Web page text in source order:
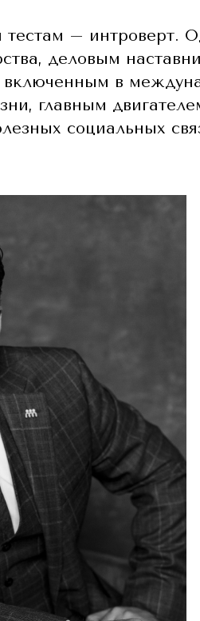
тестам – интроверт.
деловым
включенным в
главным
социальных